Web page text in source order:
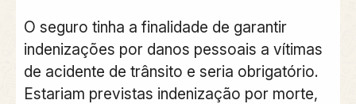
O seguro tinha a finalidade de garantir
indenizações por danos pessoais a vítimas
de acidente de trânsito e seria obrigatório.
Estariam previstas indenização por morte,